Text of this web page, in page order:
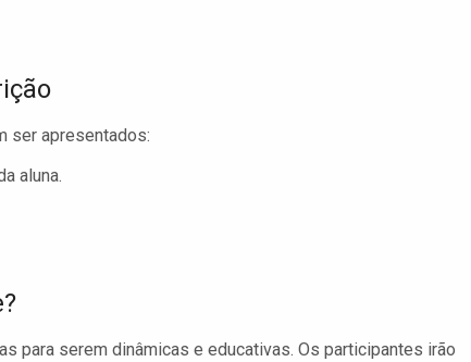
ser apresentados:
aluna.
para serem dinâmicas e educativas. Os participantes irão